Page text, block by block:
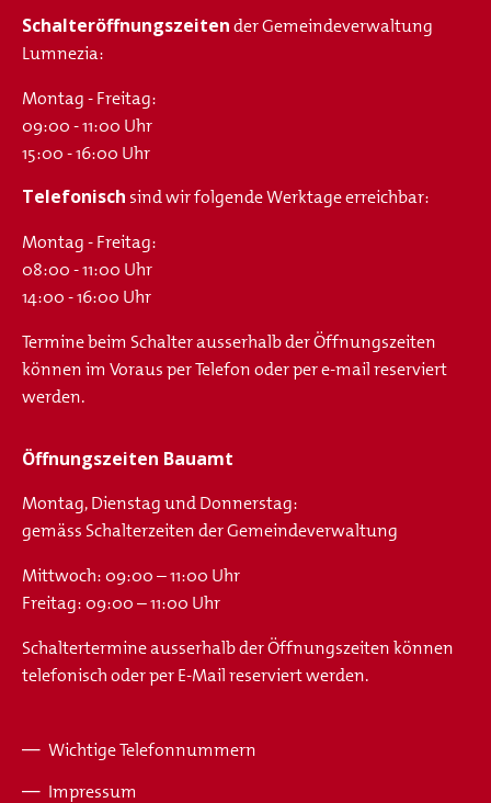
Schalteröffnungszeitender Gemeindeverwaltung
Lumnezia:
Montag - Freitag:
09:00 - 11:00 Uhr
15:00 - 16:00 Uhr
Telefonischsind wir folgende Werktage erreichbar:
Montag - Freitag:
08:00 - 11:00 Uhr
14:00 - 16:00 Uhr
Termine beim Schalter ausserhalb der Öffnungszeiten
können im Voraus per Telefon oder per e-mail reserviert
werden.
Öffnungszeiten Bauamt
Montag, Dienstag und Donnerstag:
gemäss Schalterzeiten der Gemeindeverwaltung
Mittwoch: 09:00 – 11:00 Uhr
Freitag: 09:00 – 11:00 Uhr
Schaltertermine ausserhalb der Öffnungszeiten können
telefonisch oder per E-Mail reserviert werden.
Wichtige Telefonnummern
Impressum